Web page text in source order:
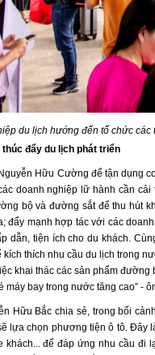
du lịch hướng đến tổ chức các
thúc đẩy du lịch phát triển
Hữu Cường để tận dụng
doanh nghiệp lữ hành cần
bộ và đường sắt để thu hút
đẩy mạnh hợp tác với các
dẫn, tiện ích cho du khách.
kích thích nhu cầu du lịch trong
khai thác các sản phẩm đường
máy bay trong nước tăng cao” -
Hữu Bắc chia sẻ, trong bối
lựa chọn phương tiện ô tô. Đây
khách... để đáp ứng nhu cầu đi